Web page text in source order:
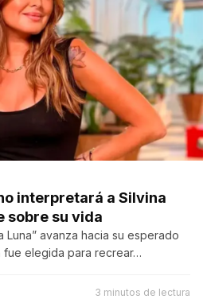
interpretará a Silvina
sobre su vida
Luna” avanza hacia su esperado
elegida para recrear…
3 minutos de lectura